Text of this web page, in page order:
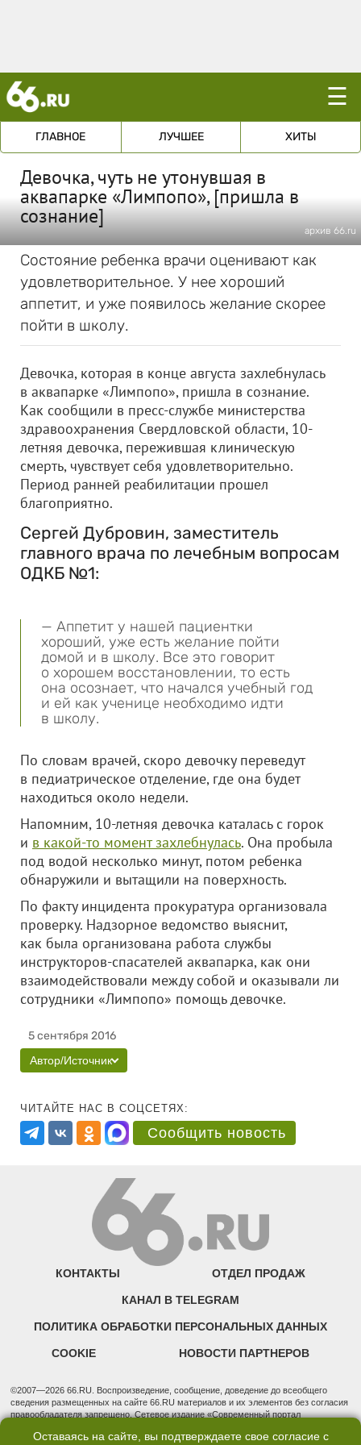
☰
ГЛАВНОЕ ЛУЧШЕЕ ХИТЫ
Девочка, чуть не утонувшая в
аквапарке «Лимпопо», [пришла в
сознание]
архив 66.ru
Состояние ребенка врачи оценивают как
удовлетворительное. У нее хороший
аппетит, и уже появилось желание скорее
пойти в школу.
Девочка, которая в конце августа захлебнулась
в аквапарке «Лимпопо», пришла в сознание.
Как сообщили в пресс-службе министерства
здравоохранения Свердловской области, 10-
летняя девочка, пережившая клиническую
смерть, чувствует себя удовлетворительно.
Период ранней реабилитации прошел
благоприятно.
Сергей Дубровин, заместитель
главного врача по лечебным вопросам
ОДКБ №1:
— Аппетит у нашей пациентки
хороший, уже есть желание пойти
домой и в школу. Все это говорит
о хорошем восстановлении, то есть
она осознает, что начался учебный год
и ей как ученице необходимо идти
в школу.
По словам врачей, скоро девочку переведут
в педиатрическое отделение, где она будет
находиться около недели.
Напомним, 10-летняя девочка каталась с горок
и в какой-то момент захлебнулась. Она пробыла
под водой несколько минут, потом ребенка
обнаружили и вытащили на поверхность.
По факту инцидента прокуратура организовала
проверку. Надзорное ведомство выяснит,
как была организована работа службы
инструкторов-спасателей аквапарка, как они
взаимодействовали между собой и оказывали ли
сотрудники «Лимпопо» помощь девочке.
5 сентября 2016
Автор/Источник
ЧИТАЙТЕ НАС В СОЦСЕТЯХ:
Сообщить новость
КОНТАКТЫ ОТДЕЛ ПРОДАЖ
КАНАЛ В TELEGRAM
ПОЛИТИКА ОБРАБОТКИ ПЕРСОНАЛЬНЫХ ДАННЫХ
COOKIE НОВОСТИ ПАРТНЕРОВ
©2007—2026 66.RU. Воспроизведение, сообщение, доведение до всеобщего
сведения размещенных на сайте 66.RU материалов и их элементов без согласия
правообладателя запрещено. Сетевое издание «Современный портал
надзору в сфере связи, информационных технологий и массовых коммуникаций
Оставаясь на сайте, вы подтверждаете свое согласие с